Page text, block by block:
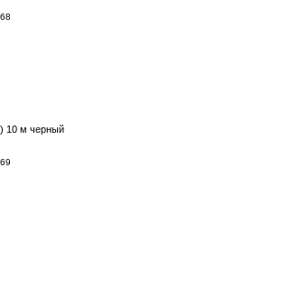
10 м черный